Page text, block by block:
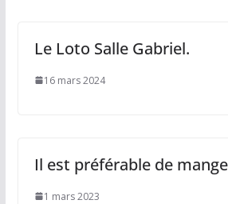
Le Loto Salle Gabriel.
16 mars 2024
Il est préférable de
1 mars 2023